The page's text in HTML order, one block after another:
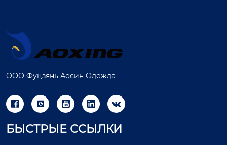
ООО Фуцзянь Аосин Одежда
    
БЫСТРЫЕ ССЫЛКИ